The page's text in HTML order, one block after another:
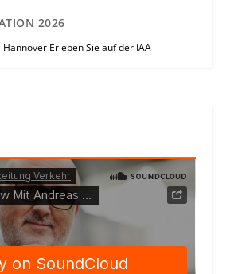
2026
Erleben Sie auf der IAA